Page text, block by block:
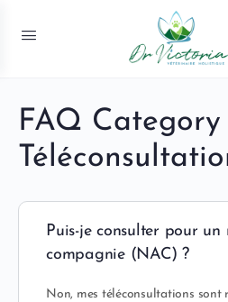
FAQ Category
Puis-je consulter pour
compagnie (NAC) ?
Non, mes téléconsultations sont